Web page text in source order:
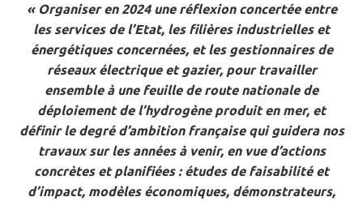
« Organiser en 2024 une réflexion concertée entre
les services de l’Etat, les filières industrielles et
énergétiques concernées, et les gestionnaires de
réseaux électrique et gazier, pour travailler
ensemble à une feuille de route nationale de
déploiement de l’hydrogène produit en mer, et
définir le degré d’ambition française qui guidera nos
travaux sur les années à venir, en vue d’actions
concrètes et planifiées : études de faisabilité et
d’impact, modèles économiques, démonstrateurs,